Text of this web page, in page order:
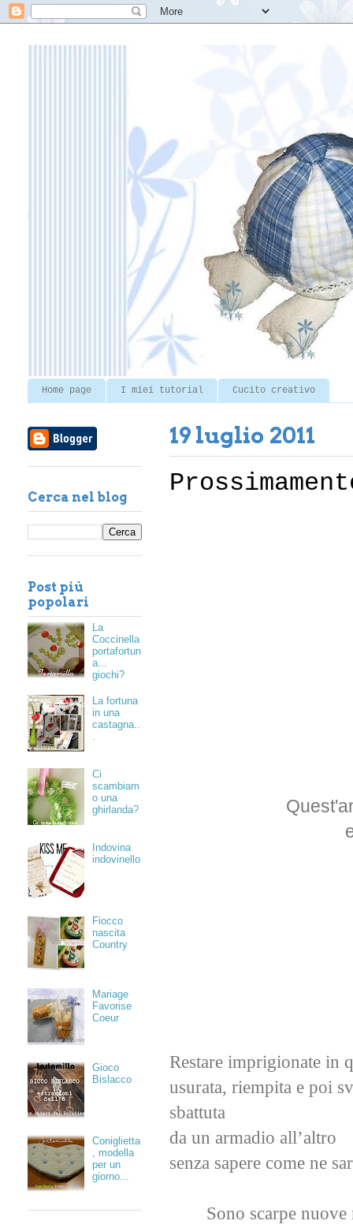
Home page I miei tutorial Cucito creativo
19 luglio 2011
Restare imprigionate in
usurata, riempita e poi
sbattuta
da un armadio all’altro
senza sapere come ne
Sono scarpe nuove
Cerca nel blog
Post più
popolari
La
Coccinella
portafortun
a...
giochi?
La fortuna
in una
castagna..
.
Ci
scambiam
o una
ghirlanda?
Indovina
indovinello
Fiocco
nascita
Country
Mariage
Favorise
Coeur
Gioco
Bislacco
Coniglietta
, modella
per un
giorno...